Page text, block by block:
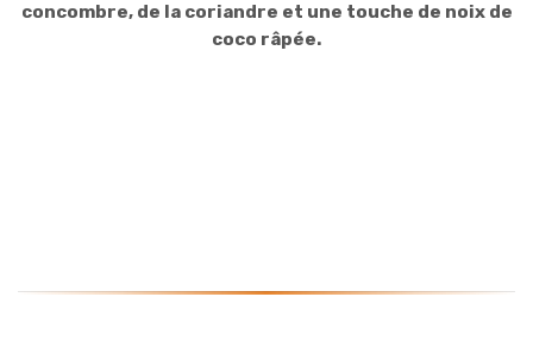
concombre, de la coriandre et une touche de noix de
coco râpée.